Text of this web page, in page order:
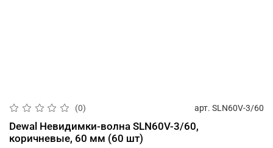
(0) арт. SLN60V-3/60
Dewal Невидимки-волна SLN60V-3/60,
коричневые, 60 мм (60 шт)